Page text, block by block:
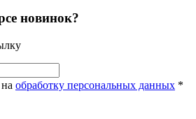
новинок?
обработку персональных данных *